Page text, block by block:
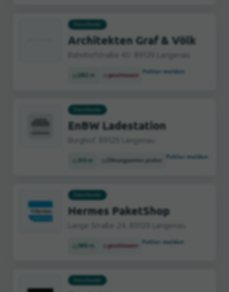
Architekten Graf & Völk
282 m geschlossen
Fehler melden
EnBW Ladestation
313 m Öffnungszeiten prüfen
Fehler melden
Hermes PaketShop
389 m geschlossen
Fehler melden